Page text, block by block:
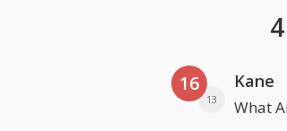
16
13
Kane
What